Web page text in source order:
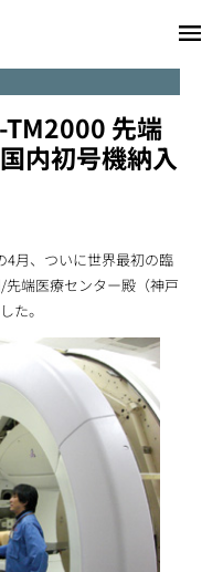
先端
内初号機納入
4月、ついに世界最初の臨
端医療センター殿（神戸
た。